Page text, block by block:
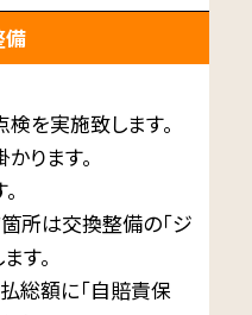
備
を実施致します。
ります。
所は交換整備の「ジ
す。
総額に「自賠責保